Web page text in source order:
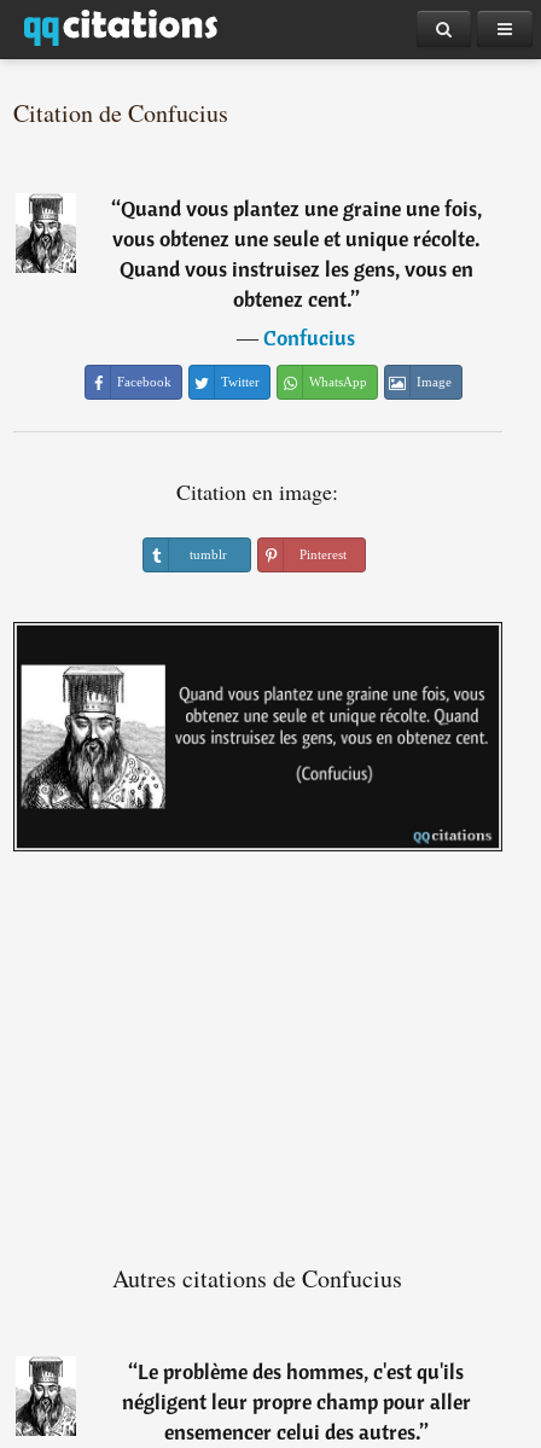
Citation de Confucius
“Quand vous plantez une graine une fois,
vous obtenez une seule et unique récolte.
Quand vous instruisez les gens, vous en
obtenez cent.”
―Confucius
Facebook Twitter WhatsApp Image
Citation en image:
tumblr Pinterest
Autres citations de Confucius
“Le problème des hommes, c'est qu'ils
négligent leur propre champ pour aller
ensemencer celui des autres.”